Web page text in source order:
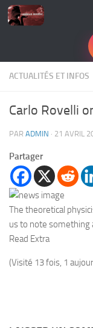
Skip to content
ACTUALITÉS ET INFOS
Carlo Rovelli
PAR ADMIN · 21 AVRIL
Partager
The theoretical
us to note something
Read Extra
(Visité 13 fois, 1